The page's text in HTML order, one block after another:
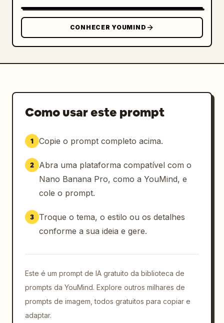
CONHECER YOUMIND
Como usar este prompt
1 Copie o prompt completo acima.
2
Abra uma plataforma compatível com o
Nano Banana Pro, como a YouMind, e
cole o prompt.
3
Troque o tema, o estilo ou os detalhes
conforme a sua ideia e gere.
Este é um prompt de IA gratuito da biblioteca de
prompts da YouMind. Explore outros milhares de
prompts de imagem, todos gratuitos para copiar e
adaptar.